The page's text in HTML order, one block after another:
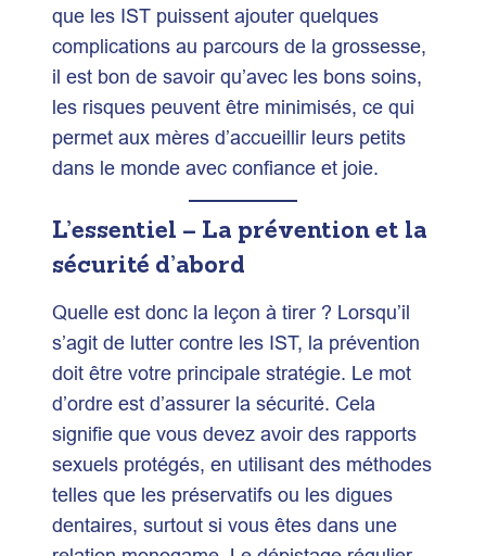
que les IST puissent ajouter quelques
complications au parcours de la grossesse,
il est bon de savoir qu’avec les bons soins,
les risques peuvent être minimisés, ce qui
permet aux mères d’accueillir leurs petits
dans le monde avec confiance et joie.
L’essentiel – La prévention et la
sécurité d’abord
Quelle est donc la leçon à tirer ? Lorsqu’il
s’agit de lutter contre les IST, la prévention
doit être votre principale stratégie. Le mot
d’ordre est d’assurer la sécurité. Cela
signifie que vous devez avoir des rapports
sexuels protégés, en utilisant des méthodes
telles que les préservatifs ou les digues
dentaires, surtout si vous êtes dans une